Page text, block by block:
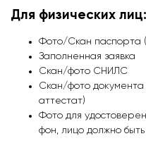
Для физических лиц:
Фото/Скан паспорта
Заполненная заявка
Скан/фото СНИЛС
Скан/фото документа
аттестат)
Фото для
фон, лицо должно